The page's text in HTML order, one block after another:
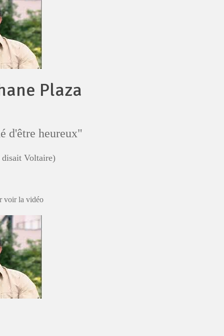
Plaza
d'être heureux"
disait Voltaire)
voir la vidéo